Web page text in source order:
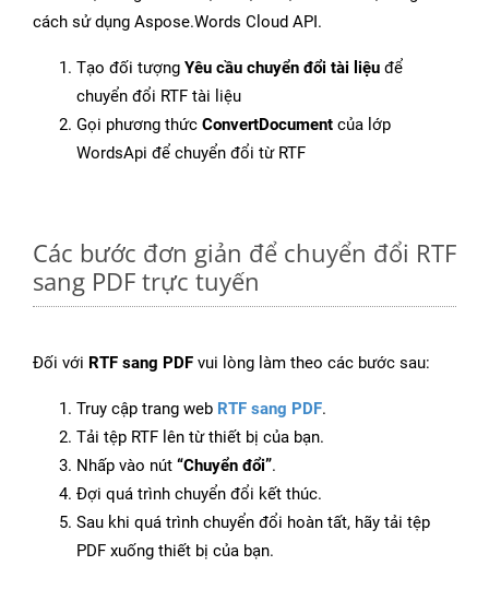
cách sử dụng Aspose.Words Cloud API.
Tạo đối tượng Yêu cầu chuyển đổi tài liệu để
chuyển đổi RTF tài liệu
Gọi phương thức ConvertDocument của lớp
WordsApi để chuyển đổi từ RTF
Các bước đơn giản để chuyển đổi RTF
sang PDF trực tuyến
Đối với RTF sang PDF vui lòng làm theo các bước sau:
Truy cập trang web RTF sang PDF.
Tải tệp RTF lên từ thiết bị của bạn.
Nhấp vào nút “Chuyển đổi”.
Đợi quá trình chuyển đổi kết thúc.
Sau khi quá trình chuyển đổi hoàn tất, hãy tải tệp
PDF xuống thiết bị của bạn.